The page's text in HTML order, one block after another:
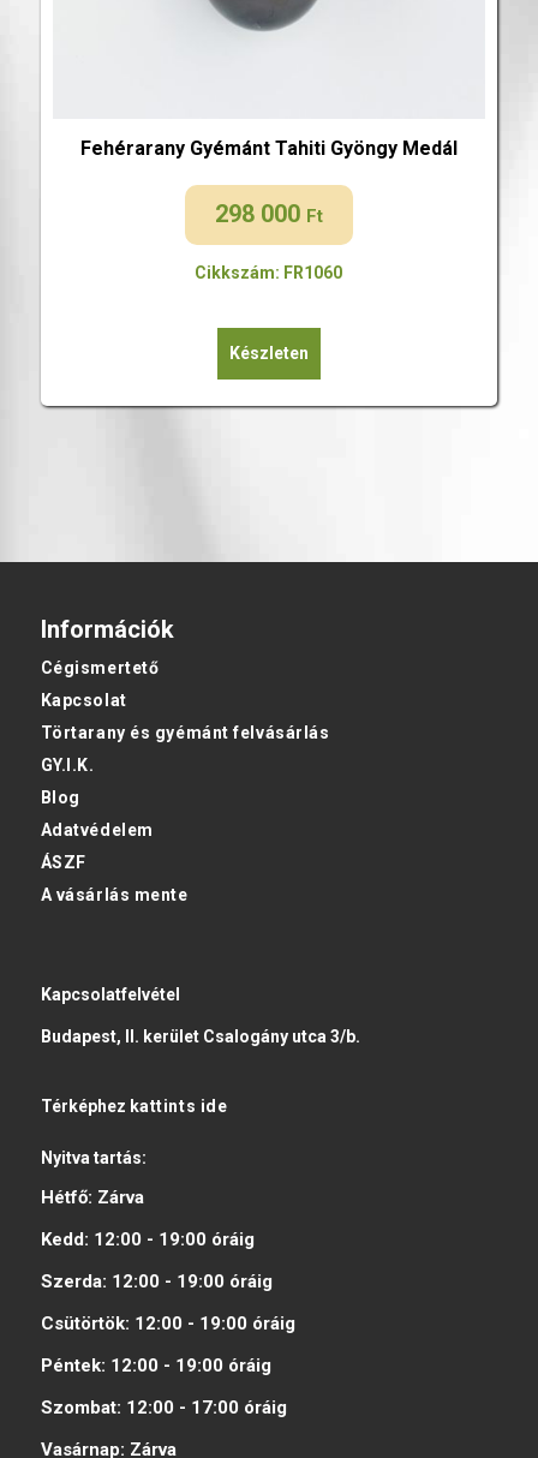
Fehérarany Gyémánt Tahiti Gyöngy Medál
298 000 Ft
Cikkszám: FR1060
Készleten
Információk
Cégismertető
Kapcsolat
Törtarany és gyémánt felvásárlás
GY.I.K.
Blog
Adatvédelem
ÁSZF
A vásárlás mente
Kapcsolatfelvétel
Budapest, II. kerület Csalogány utca 3/b.
Térképhez kattints ide
Nyitva tartás:
Hétfő: Zárva
Kedd: 12:00 - 19:00 óráig
Szerda: 12:00 - 19:00 óráig
Csütörtök: 12:00 - 19:00 óráig
Péntek: 12:00 - 19:00 óráig
Szombat: 12:00 - 17:00 óráig
Vasárnap: Zárva